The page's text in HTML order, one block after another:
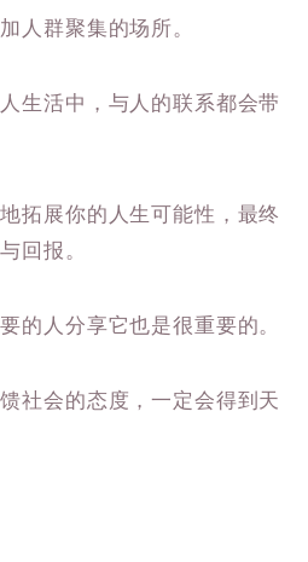
人群聚集的场所。
生活中，与人的联系都会带
拓展你的人生可能性，最终
回报。
的人分享它也是很重要的。
社会的态度，一定会得到天